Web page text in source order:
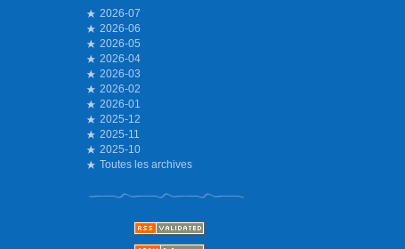
2026-07
2026-06
2026-05
2026-04
2026-03
2026-02
2026-01
2025-12
2025-11
2025-10
Toutes les archives